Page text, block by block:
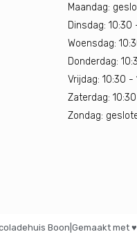
Maandag:
Dinsdag: 10:30
Woensdag:
Donderdag:
Vrijdag: 10:30 -
Zaterdag:
Zondag:
Boon Gemaakt met